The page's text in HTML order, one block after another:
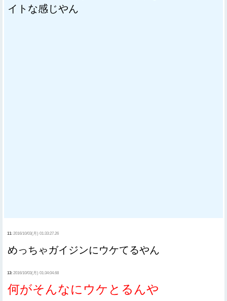
イトな感じやん
11: 2016/10/03(月) 01:33:27.26
めっちゃガイジンにウケてるやん
13: 2016/10/03(月) 01:34:04.68
何がそんなにウケとるんや